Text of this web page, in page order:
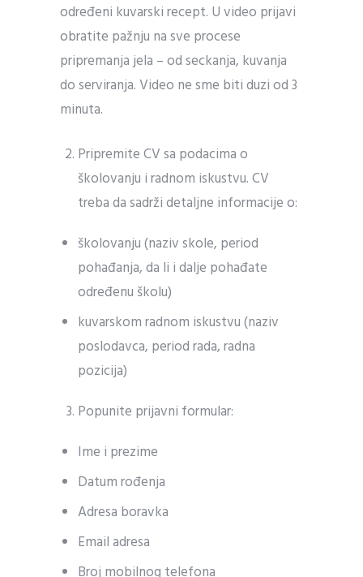
određeni kuvarski recept. U video prijavi
obratite pažnju na sve procese
pripremanja jela – od seckanja, kuvanja
do serviranja. Video ne sme biti duzi od 3
minuta.
Pripremite CV sa podacima o
školovanju i radnom iskustvu. CV
treba da sadrži detaljne informacije o:
školovanju (naziv skole, period
pohađanja, da li i dalje pohađate
određenu školu)
kuvarskom radnom iskustvu (naziv
poslodavca, period rada, radna
pozicija)
Popunite prijavni formular:
Ime i prezime
Datum rođenja
Adresa boravka
Email adresa
Broj mobilnog telefona